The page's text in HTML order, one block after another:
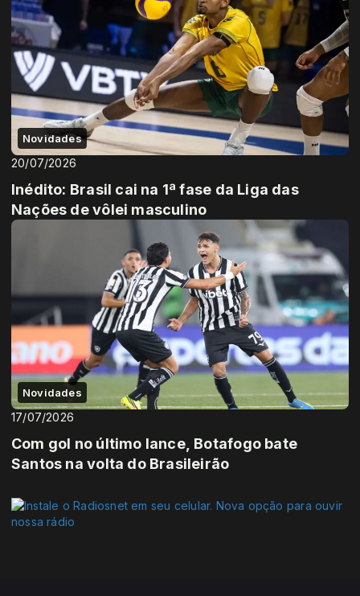
Novidades
20/07/2026
Inédito: Brasil cai na 1ª fase da Liga das
Nações de vôlei masculino
Novidades
17/07/2026
Com gol no último lance, Botafogo bate
Santos na volta do Brasileirão